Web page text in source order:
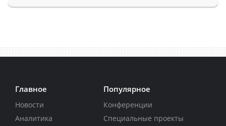
Главное
Новости
Аналитика
Популярное
Конференции
Специальные проекты